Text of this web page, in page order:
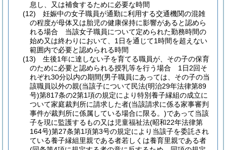
息し、又は補食するために必要な時間
(12)
妊娠中の女子職員が通勤に利用する交通機関の混雑
の程度が母体又は胎児の健康保持に影響があると認めら
れる場合 当該女子職員について定められた勤務時間の
始め又は終わりにおいて、1日を通じて1時間を超えない
範囲内で必要と認められる時間
(13)
生後1年に達しない子を育てる職員が、その子の保育
のために必要と認められる授乳等を行う場合 1日2回そ
れぞれ30分以内の期間(男子職員にあっては、その子の当
該職員以外の親(当該子について民法(明治29年法律第89
号)第817条の2第1項の規定により特別養子縁組の成立に
ついて家庭裁判所に請求した者(当該請求に係る家事審判
事件が裁判所に係属している場合に限る。)であって当該
子を現に監護するもの又は児童福祉法(昭和22年法律第
164号)第27条第1項第3号の規定により当該子を委託され
ている養子縁組里親である者若しくは養育里親である者